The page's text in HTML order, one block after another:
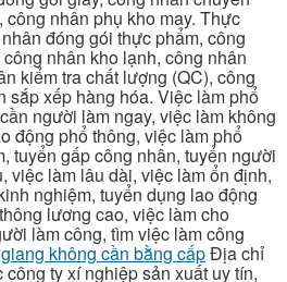
công nhân phụ kho may. Thực
đóng gói thực phẩm, công
nhân kho lạnh, công nhân
kiểm tra chất lượng (QC), công
sắp xếp hàng hóa. Việc làm phổ
người làm ngay, việc làm không
động phổ thông, việc làm phổ
tuyển gấp công nhân, tuyển người
việc làm lâu dài, việc làm ổn định,
nghiệm, tuyển dụng lao động
lương cao, việc làm cho
làm công, tìm việc làm công
không cần bằng cấpĐịa chỉ
ty xí nghiệp sản xuất uy tín,